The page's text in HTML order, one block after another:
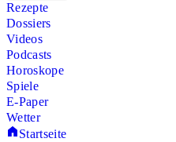
Rezepte
Dossiers
Videos
Podcasts
Horoskope
Spiele
E-Paper
Wetter
Startseite